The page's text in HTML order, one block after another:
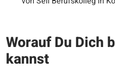
Worauf Du Dich
kannst